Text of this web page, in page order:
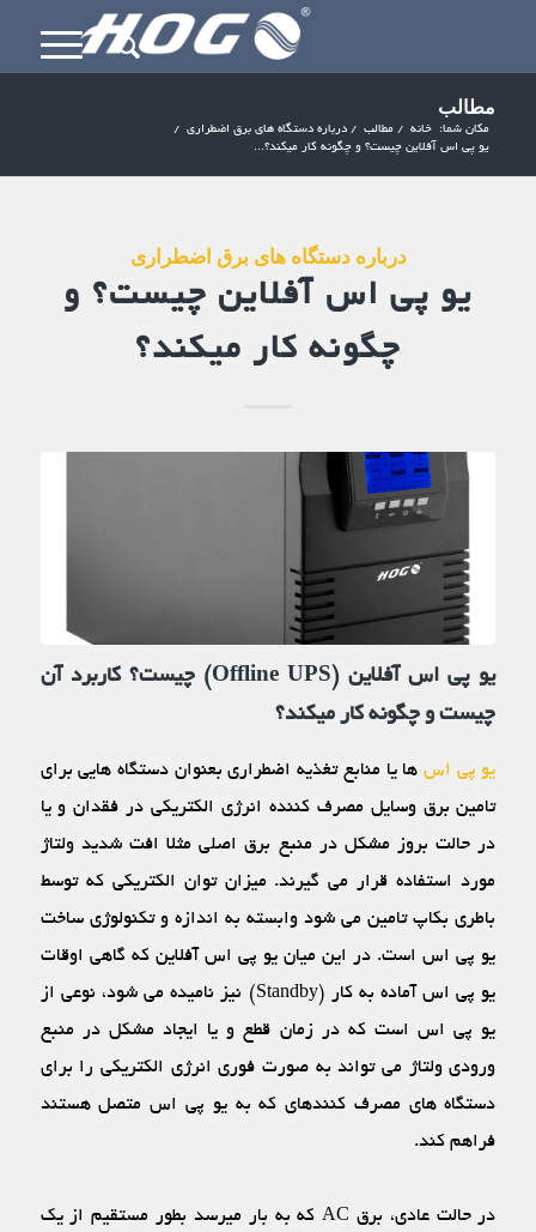
مطالب
مکان شما: خانه / مطالب / درباره دستگاه های برق اضطراری /
یو پی اس آفلاین چیست؟ و چگونه کار میکند؟...
درباره دستگاه های برق اضطراری
یو پی اس آفلاین چیست؟ و
چگونه کار میکند؟
یو پی اس آفلاین (Offline UPS) چیست؟ کاربرد آن
چیست و چگونه کار میکند؟
یو پی اس ها یا منابع تغذیه اضطراری بعنوان دستگاه‏ هایی برای
تامین برق وسایل مصرف کننده انرژی الکتریکی در فقدان و یا
در حالت بروز مشکل در منبع برق اصلی مثلا افت شدید ولتاژ
مورد استفاده قرار می‏ گیرند. میزان توان الکتریکی که توسط
باطری بکاپ تامین می‏ شود وابسته به اندازه و تکنولوژی ساخت
یو پی اس است. در این میان یو پی اس آفلاین که گاهی اوقات
یو پی اس آماده به کار (Standby) نیز نامیده می‏ شود، نوعی از
یو پی اس است که در زمان قطع و یا ایجاد مشکل در منبع
ورودی ولتاژ می‏ تواند به صورت فوری انرژی الکتریکی را برای
دستگاه‏ های مصرف کننده‏ای که به یو پی اس متصل هستند
فراهم کند.
در حالت عادی، برق AC که به بار می‏رسد بطور مستقیم از یک